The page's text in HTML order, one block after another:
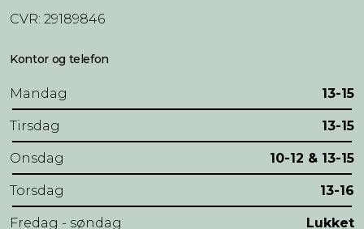
CVR: 29189846
Kontor og telefon
Mandag 13-15
Tirsdag 13-15
Onsdag 10-12 & 13-15
Torsdag 13-16
Fredag - søndag Lukket